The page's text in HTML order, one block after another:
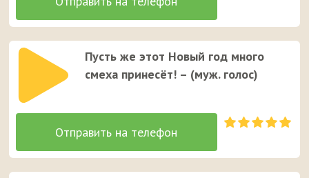
Пусть же этот Новый год много
смеха принесёт! – (муж. голос)